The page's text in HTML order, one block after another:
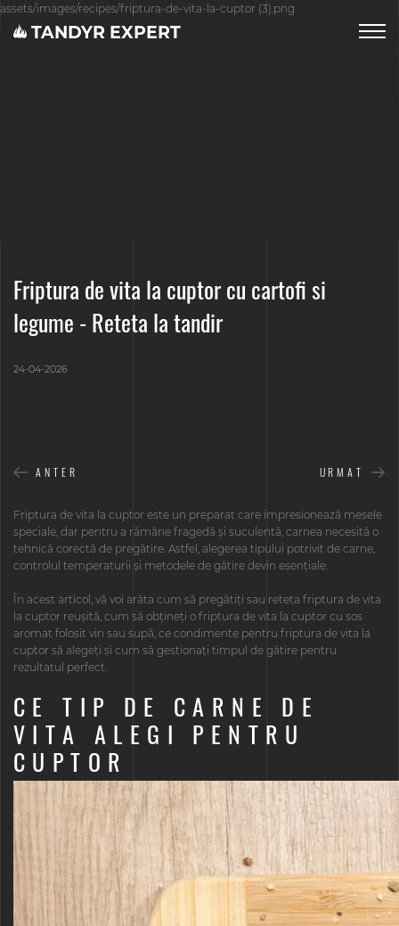
TANDYR EXPERT
assets/images/recipes/friptura-de-vita-la-cuptor (3).png
Friptura de vita la cuptor cu cartofi si
legume - Reteta la tandir
24-04-2026
ANTER URMAT
Friptura de vita la cuptor este un preparat care impresionează mesele
speciale, dar pentru a rămâne fragedă și suculentă, carnea necesită o
tehnică corectă de pregătire. Astfel, alegerea tipului potrivit de carne,
controlul temperaturii și metodele de gătire devin esențiale.
În acest articol, vă voi arăta cum să pregătiți sau reteta friptura de vita
la cuptor reușită, cum să obțineți o friptura de vita la cuptor cu sos
aromat folosit vin sau supă, ce condimente pentru friptura de vita la
cuptor să alegeți și cum să gestionați timpul de gătire pentru
rezultatul perfect.
CE TIP DE CARNE DE
VITA ALEGI PENTRU
CUPTOR